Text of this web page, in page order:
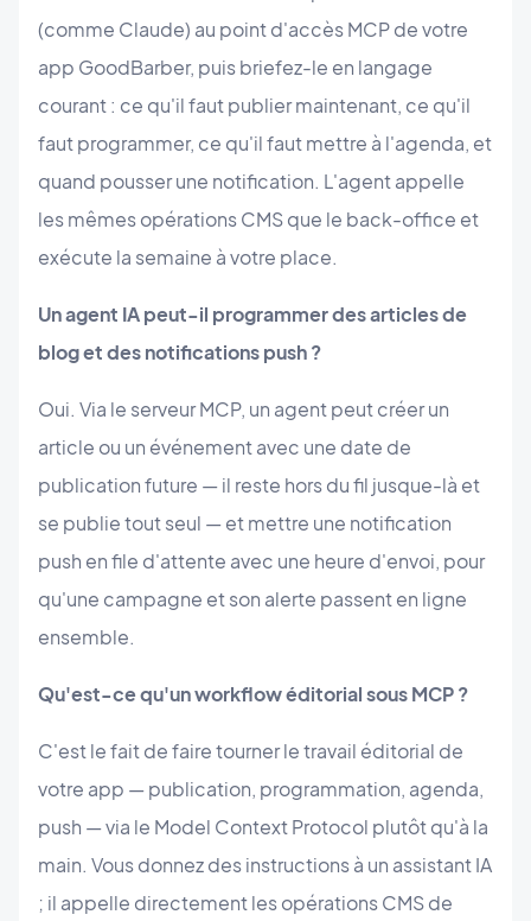
(comme Claude) au point d'accès MCP de votre
app GoodBarber, puis briefez-le en langage
courant : ce qu'il faut publier maintenant, ce qu'il
faut programmer, ce qu'il faut mettre à l'agenda, et
quand pousser une notification. L'agent appelle
les mêmes opérations CMS que le back-office et
exécute la semaine à votre place.
Un agent IA peut-il programmer des articles de
blog et des notifications push ?
Oui. Via le serveur MCP, un agent peut créer un
article ou un événement avec une date de
publication future — il reste hors du fil jusque-là et
se publie tout seul — et mettre une notification
push en file d'attente avec une heure d'envoi, pour
qu'une campagne et son alerte passent en ligne
ensemble.
Qu'est-ce qu'un workflow éditorial sous MCP ?
C'est le fait de faire tourner le travail éditorial de
votre app — publication, programmation, agenda,
push — via le Model Context Protocol plutôt qu'à la
main. Vous donnez des instructions à un assistant IA
; il appelle directement les opérations CMS de